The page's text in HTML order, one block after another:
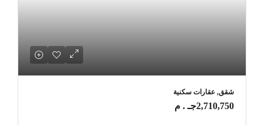
شقق, عقارات سكنية
2,710,750جـ . م